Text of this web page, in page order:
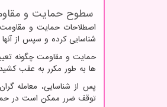
سطوح حمایت و
اصطلاحات حمایت و
شناسایی کرده و سپس از آنها
حمایت و مقاومت چگونه
ها به طور مکرر به عقب
پس از شناسایی، معامله
توقف ضرر ممکن است در